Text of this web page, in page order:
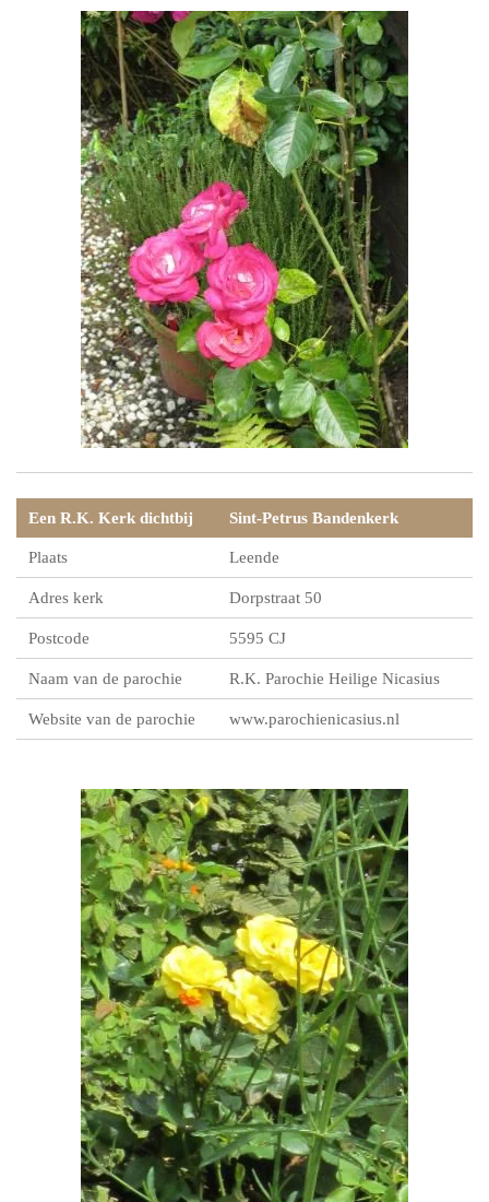
Een R.K. Kerk dichtbij Sint-Petrus Bandenkerk
Plaats Leende
Adres kerk Dorpstraat 50
Postcode 5595 CJ
Naam van de parochie R.K. Parochie Heilige Nicasius
Website van de parochie www.parochienicasius.nl